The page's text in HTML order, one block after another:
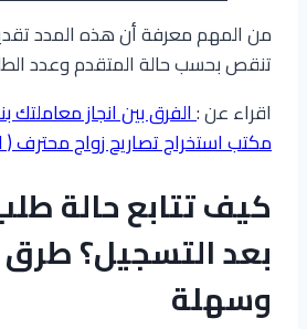
من المهم معرفة أن هذه المدد
تنقص بحسب حالة المتقدم وعدد
اقراء عن :الفرق بين انجاز
مكتب استخراج تصاريح زواج محترف
كيف تتابع حالة
بعد التسجيل؟
وسهلة